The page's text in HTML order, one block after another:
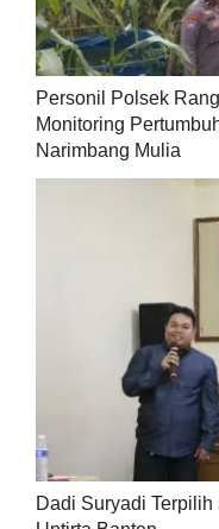
Personil Polsek
Monitoring
Narimbang Mulia
Dadi Suryadi